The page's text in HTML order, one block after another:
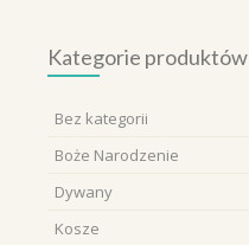
Kategorie produktów
Bez kategorii
Boże Narodzenie
Dywany
Kosze